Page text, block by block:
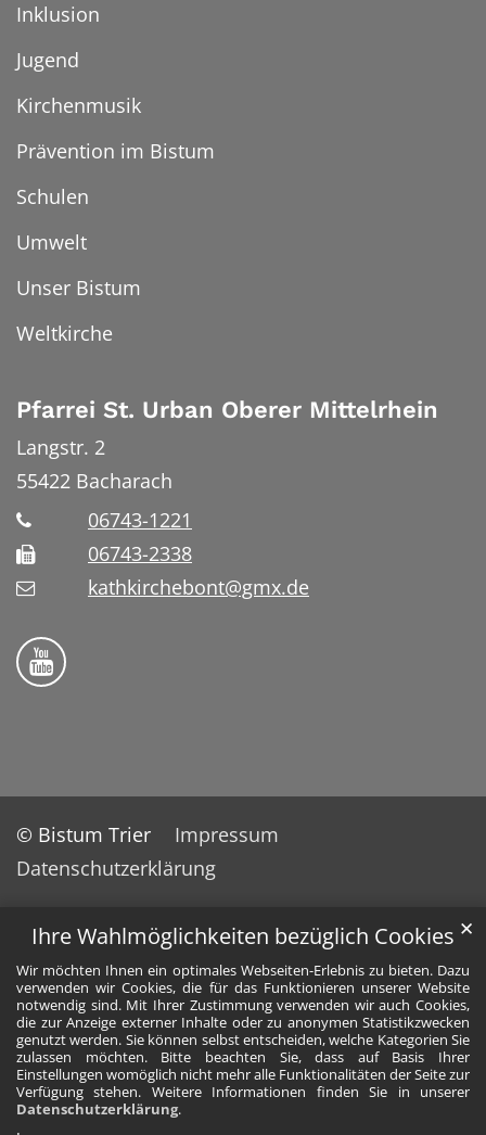
Ihre Wahlmöglichkeiten bezüglich Cookies
Wir möchten Ihnen ein optimales Webseiten-Erlebnis zu bieten. Dazu
verwenden wir Cookies, die für das Funktionieren unserer Website
notwendig sind. Mit Ihrer Zustimmung verwenden wir auch Cookies,
die zur Anzeige externer Inhalte oder zu anonymen Statistikzwecken
genutzt werden. Sie können selbst entscheiden, welche Kategorien Sie
zulassen möchten. Bitte beachten Sie, dass auf Basis Ihrer
Einstellungen womöglich nicht mehr alle Funktionalitäten der Seite zur
Verfügung stehen. Weitere Informationen finden Sie in unserer
Datenschutzerklärung.
✕
Inklusion
Jugend
Kirchenmusik
Prävention im Bistum
Schulen
Umwelt
Unser Bistum
Weltkirche
Pfarrei St. Urban Oberer Mittelrhein
Langstr. 2
55422 Bacharach
06743-1221
06743-2338
kathkirchebont@gmx.de
Folge uns auf YouTube
© Bistum Trier
Impressum
Datenschutzerklärung